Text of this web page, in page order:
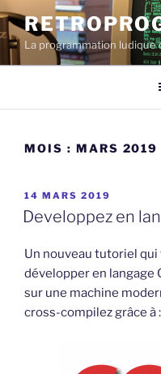
Aller
au
contenu
principal
La programmation ludique
MOIS : MARS 2019
PUBLIÉ
LE
14 MARS 2019
Developpez en
Un nouveau tutoriel
développer en langage
sur une machine
cross-compilez grâce à :